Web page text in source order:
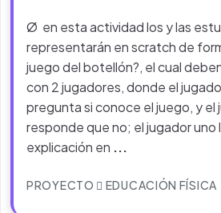
Ø en esta actividad los y las
representarán en scratch de
juego del botellón?, el cual
con 2 jugadores, donde el
pregunta si conoce el juego, y el
responde que no; el jugador uno
explicación en ...
PROYECTO EDUCACIÓN FÍSICA